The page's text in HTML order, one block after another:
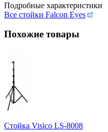
Подробные характеристики
Все стойки Falcon Eyes
Похожие товары
Стойка Visico LS-8008